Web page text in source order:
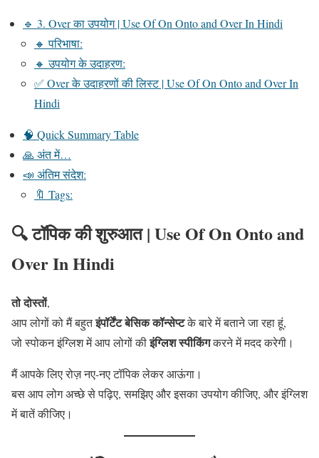
🔹 3. Over का उपयोग | Use Of On Onto and Over In Hindi
🔸 परिभाषा:
🔸 उपयोग के उदाहरण:
✅ Over के उदाहरणों की लिस्ट | Use Of On Onto and Over In
Hindi
🧠 Quick Summary Table
🙏 अंत में…
📣 अंतिम संदेश:
🔖 Tags:
🔍 टॉपिक की शुरुआत | Use Of On Onto and
Over In Hindi
तो दोस्तों,
आप लोगों को मैं बहुतइंपॉर्टेंट बेसिक कॉन्सेप्टके बारे में बताने जा रहा हूं,
जो स्पोकन इंग्लिश में आप लोगों कीइंग्लिश स्पीकिंगकरने में मदद करेगी।
मैं आपके लिए रोज़ नए-नए टॉपिक लेकर आऊंगा।
बस आप लोग अच्छे से पढ़िए, समझिए और इसका उपयोग कीजिए, और इंग्लिश
में बातें कीजिए।